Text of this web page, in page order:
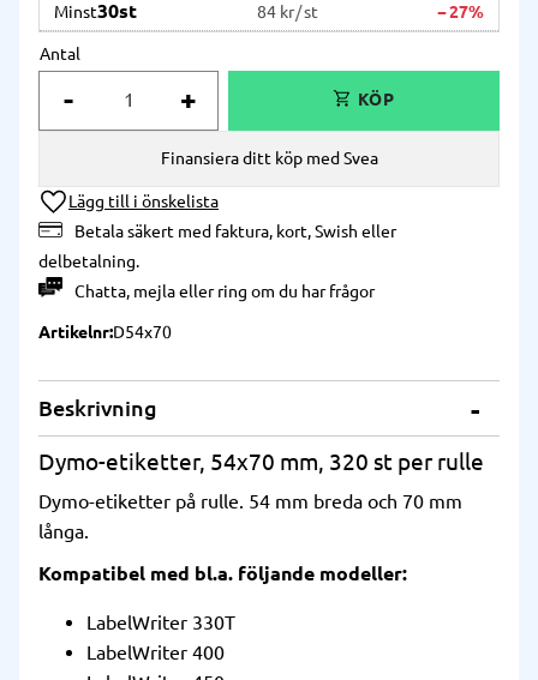
30st 84 kr/st 27%
Antal
+
-
Lägg till i önskelista
Betala säkert med faktura, kort, Swish eller
delbetalning.
Chatta, mejlaellerring om du har frågor
Finansiera ditt köp med Svea
Artikelnr D54x70
Beskrivning
Dymo-etiketter, 54x70 mm, 320 st per rulle
Dymo-etiketter på rulle. 54 mm breda och 70 mm
långa.
Kompatibel med bl.a. följande modeller:
LabelWriter 330T
LabelWriter 400